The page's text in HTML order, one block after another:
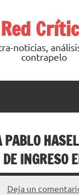
Red
noticias,
contrapelo
PABLO
INGRESO
Deja un